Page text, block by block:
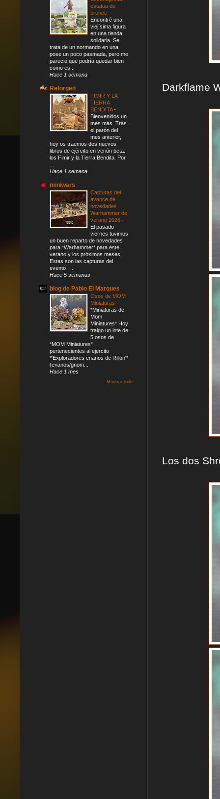
Darkflame
Los dos
estatua de
bronce -
Encontré una
viejísima figura
en una tienda
solidaria. Se
trata de un normando en una
pose un poco pasmada, pero me
pareció que podría quedar bien
como es...
Hace 1 semana
Reforged
FIMIR Y LA
TIERRA
BENDITA-
Bienvenidos un
mes más. Tras
el parón del
mes anterior,
hoy os traemos dos nuevos
libros de ejército en verión beta:
los Fimir y la Tierra Bendita. Por
Hace 1 semana
miniwars
Capturas del
avance de
novedades
Warhammer de
verano 2026 -
El pasado
viernes tuvimos
un buen reparto de novedades
para *Warhammer* para este
verano y los próximos meses.
Estas son las capturas del
evento : ...
Hace 5 semanas
blog de Pablo El Marques
Osos de MOM
Miniaturas -
*Miniaturas de
Mom
Miniatures* Hoy
traigo un lote de
5 osos de
*MOM Miniatures*
pertenecientes al ejercito
*'Exploradores enanos de Rillon'*
(enanos/gnom...
Hace 1 mes
Mostrar todo